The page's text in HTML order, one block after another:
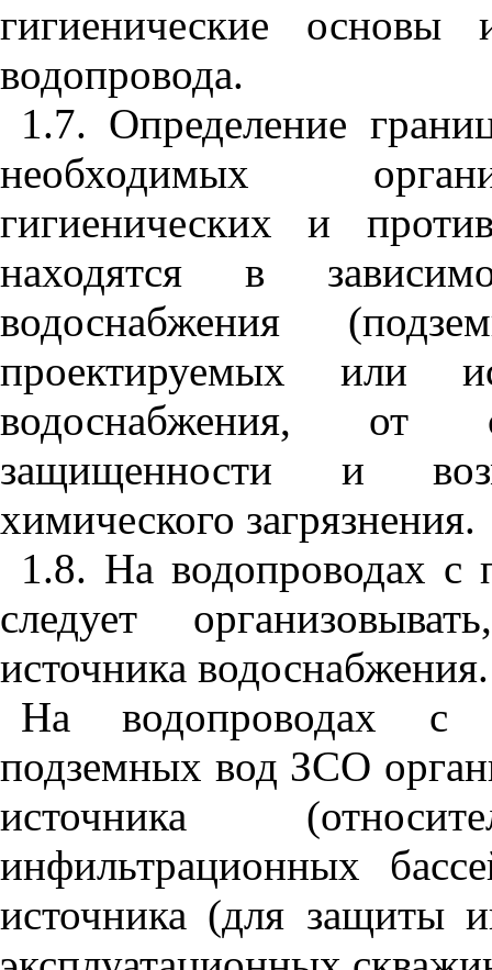
гигиенические основы
водопровода.
1.7. Определение
необходимых
гигиенических и
находятся в
водоснабжения
проектируемых или
водоснабжения, от
защищенности и
химического загрязнения.
1.8. На водопроводах с
следует
источника водоснабжения.
На водопроводах с
подземных вод ЗСО
источника
инфильтрационных
источника (для защиты